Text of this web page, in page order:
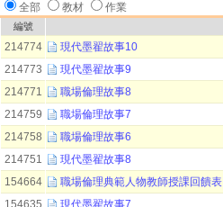
全部 教材 作業
編號
214774
現代墨翟故事10
214773
現代墨翟故事9
214771
職場倫理故事8
214759
職場倫理故事7
214758
職場倫理故事6
214751
現代墨翟故事8
154664
職場倫理典範人物教師授課回饋表
154635
現代墨翟故事7